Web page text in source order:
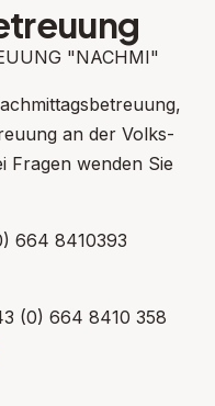
"NACHMI"
an der Volks-
Fragen wenden Sie
664 8410393
(0) 664 8410 358